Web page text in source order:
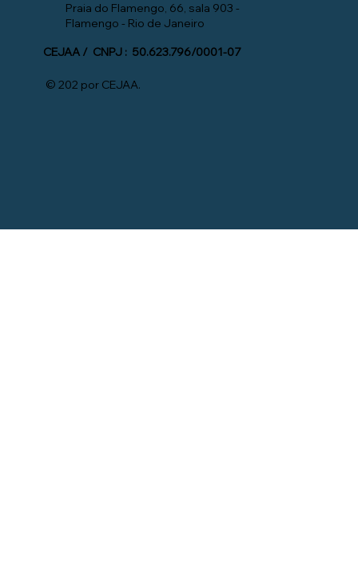
Praia do Flamengo, 66, sala 903 -
Flamengo - Rio de Janeiro
CEJAA / CNPJ : 50.623.796/0001-07
© 202 por CEJAA.